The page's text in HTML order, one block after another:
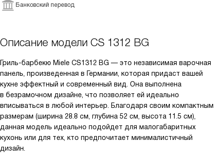
Банковский перевод
Описание модели CS 1312 BG
Гриль-барбекю Miele CS1312 BG — это независимая варочная
панель, произведенная в Германии, которая придаст вашей
кухне эффектный и современный вид. Она выполнена
в безрамочном дизайне, что позволяет ей идеально
вписываться в любой интерьер. Благодаря своим компактным
размерам (ширина 28.8 см, глубина 52 см, высота 11.5 см),
данная модель идеально подойдет для малогабаритных
кухонь или для тех, кто предпочитает минималистичный
дизайн.